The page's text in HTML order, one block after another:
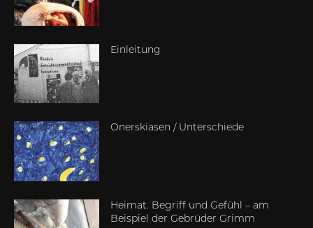
Einleitung
Onerskiasen / Unterschiede
Heimat. Begriff und Gefühl – am
Beispiel der Gebrüder Grimm